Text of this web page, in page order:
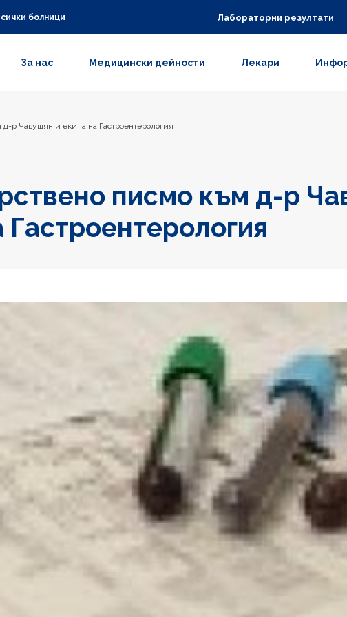
болници Лабораторни резултати
За нас Медицински дейности Лекари
р Чавушян и екипа на Гастроентерология
писмо към д-р
Гастроентерология